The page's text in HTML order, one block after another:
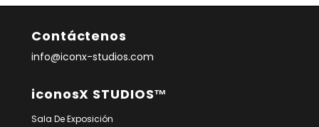
Contáctenos
info@iconx-studios.com
iconosX STUDIOS™
Sala De Exposición